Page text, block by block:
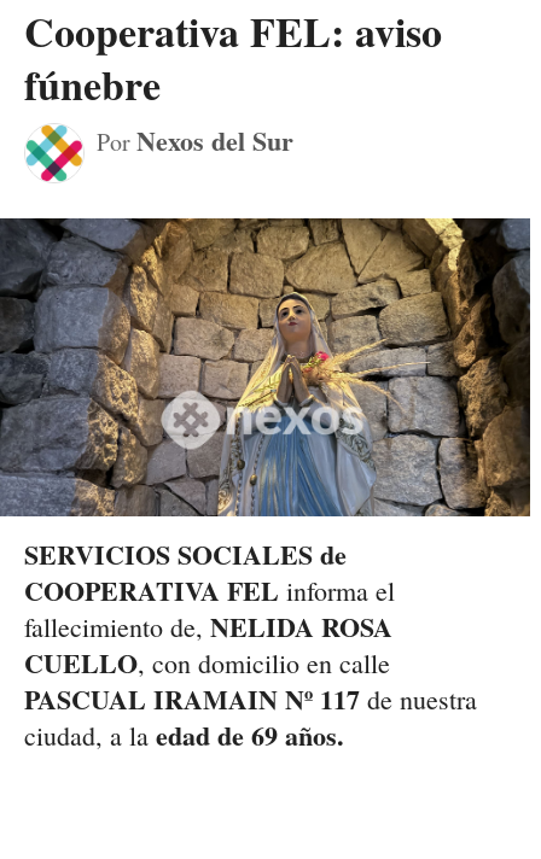
Cooperativa FEL: aviso
fúnebre
PorNexos del Sur
SERVICIOS SOCIALES de
COOPERATIVA FEL informa el
fallecimiento de, NELIDA ROSA
CUELLO, con domicilio en calle
PASCUAL IRAMAIN Nº 117 de nuestra
ciudad, a la edad de 69 años.